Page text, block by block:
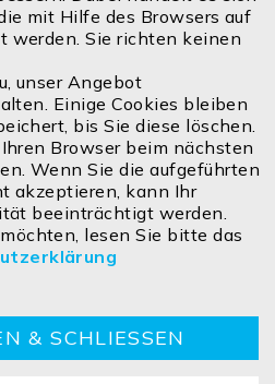
Entsorgungshinweise
mit Hilfe des Browsers auf
werden. Sie richten keinen
unser Angebot
Einige Cookies bleiben
bis Sie diese löschen.
Browser beim nächsten
Wenn Sie die aufgeführten
akzeptieren, kann Ihr
beeinträchtigt werden.
lesen Sie bitte das
& SCHLIESSEN